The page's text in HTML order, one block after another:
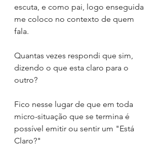
escuta, e como pai, logo enseguida
me coloco no contexto de quem
fala.
Quantas vezes respondi que sim,
dizendo o que esta claro para o
outro?
Fico nesse lugar de que em toda
micro-situação que se termina é
possível emitir ou sentir um "Está
Claro?"